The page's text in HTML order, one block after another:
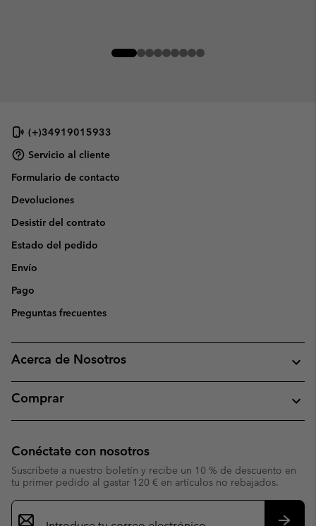
(+)34919015933
Servicio al cliente
Formulario de contacto
Devoluciones
Desistir del contrato
Estado del pedido
Envío
Pago
Preguntas frecuentes
Acerca de Nosotros
Comprar
Conéctate con nosotros
Suscríbete a nuestro boletín y recibe un 10 % de descuento en
tu primer pedido al gastar 120 € en artículos no rebajados.
Suscripción
de